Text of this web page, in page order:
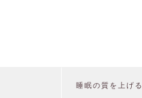
睡眠の質を上げる